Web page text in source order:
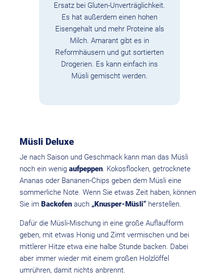
Ersatz bei Gluten-Unverträglichkeit.
Es hat außerdem einen hohen
Eisengehalt und mehr Proteine als
Milch. Amarant gibt es in
Reformhäusern und gut sortierten
Drogerien. Es kann einfach ins
Müsli gemischt werden.
Müsli Deluxe
Je nach Saison und Geschmack kann man das Müsli
noch ein wenig aufpeppen. Kokosflocken, getrocknete
Ananas oder Bananen-Chips geben dem Müsli eine
sommerliche Note. Wenn Sie etwas Zeit haben, können
Sie im Backofen auch „Knusper-Müsli“ herstellen.
Dafür die Müsli-Mischung in eine große Auflaufform
geben, mit etwas Honig und Zimt vermischen und bei
mittlerer Hitze etwa eine halbe Stunde backen. Dabei
aber immer wieder mit einem großen Holzlöffel
umrühren, damit nichts anbrennt.